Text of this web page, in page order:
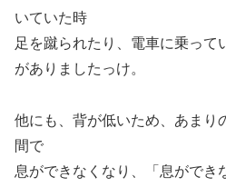
いていた時
足を蹴られたり、電車に乗って
がありましたっけ。
他にも、背が低いため、あまり
間で
息ができなくなり、「息ができ